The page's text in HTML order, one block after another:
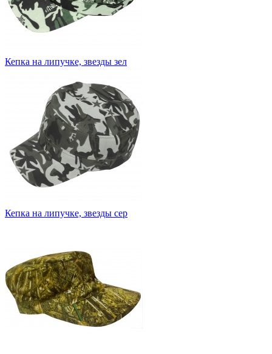
Кепка на липучке, звезды зел
Кепка на липучке, звезды сер